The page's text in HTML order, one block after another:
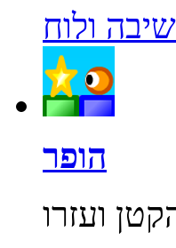
ולוח
הופר